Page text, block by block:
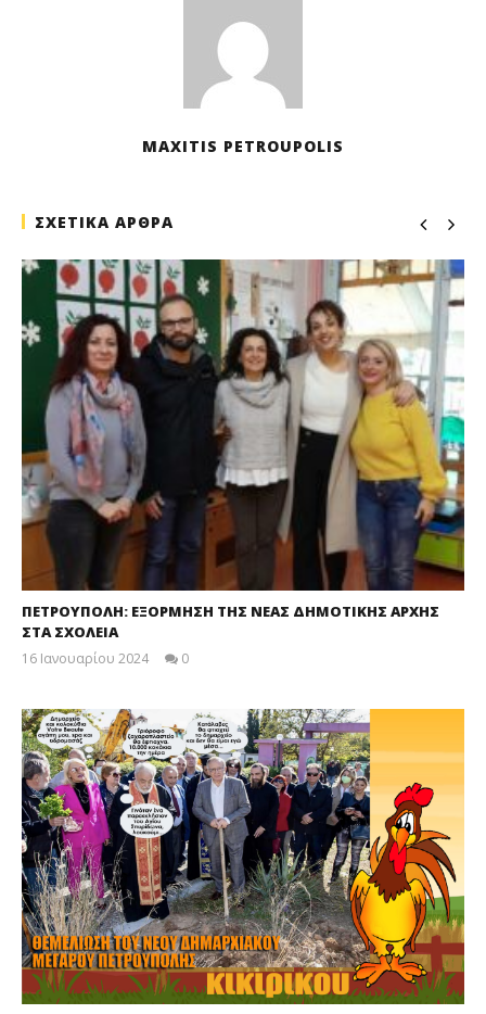
MAXITIS PETROUPOLIS
ΣΧΕΤΙΚΑ ΑΡΘΡΑ
ΠΕΤΡΟΥΠΟΛΗ: ΕΞΟΡΜΗΣΗ ΤΗΣ ΝΕΑΣ ΔΗΜΟΤΙΚΗΣ ΑΡΧΗΣ
ΣΤΑ ΣΧΟΛΕΙΑ
16 Ιανουαρίου 2024
0